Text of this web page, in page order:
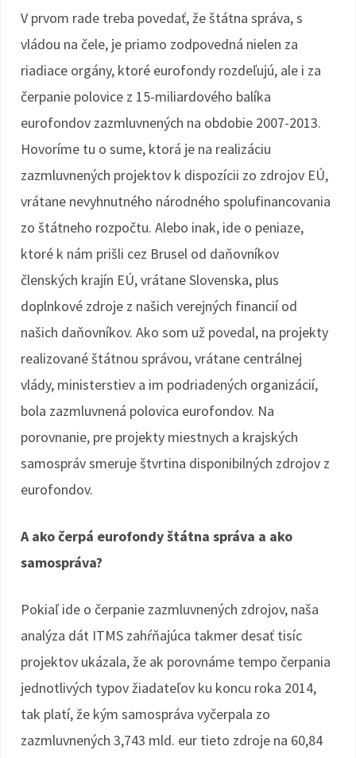
V prvom rade treba povedať, že štátna správa, s
vládou na čele, je priamo zodpovedná nielen za
riadiace orgány, ktoré eurofondy rozdeľujú, ale i za
čerpanie polovice z 15-miliardového balíka
eurofondov zazmluvnených na obdobie 2007-2013.
Hovoríme tu o sume, ktorá je na realizáciu
zazmluvnených projektov k dispozícii zo zdrojov EÚ,
vrátane nevyhnutného národného spolufinancovania
zo štátneho rozpočtu. Alebo inak, ide o peniaze,
ktoré k nám prišli cez Brusel od daňovníkov
členských krajín EÚ, vrátane Slovenska, plus
doplnkové zdroje z našich verejných financií od
našich daňovníkov. Ako som už povedal, na projekty
realizované štátnou správou, vrátane centrálnej
vlády, ministerstiev a im podriadených organizácií,
bola zazmluvnená polovica eurofondov. Na
porovnanie, pre projekty miestnych a krajských
samospráv smeruje štvrtina disponibilných zdrojov z
eurofondov.
A ako čerpá eurofondy štátna správa a ako
samospráva?
Pokiaľ ide o čerpanie zazmluvnených zdrojov, naša
analýza dát ITMS zahŕňajúca takmer desať tisíc
projektov ukázala, že ak porovnáme tempo čerpania
jednotlivých typov žiadateľov ku koncu roka 2014,
tak platí, že kým samospráva vyčerpala zo
zazmluvnených 3,743 mld. eur tieto zdroje na 60,84